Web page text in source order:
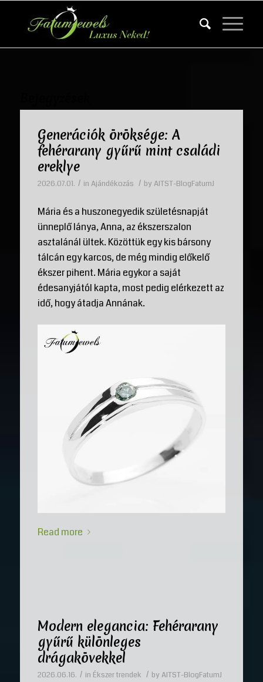
Generációk öröksége: A
fehérarany gyűrű mint családi
ereklye
2026.07.01. / in Ajándékozás / by AITST-BlogFatumJ
Mária és a huszonegyedik születésnapját
ünneplő lánya, Anna, az ékszerszalon
asztalánál ültek. Közöttük egy kis bársony
tálcán egy karcos, de még mindig előkelő
ékszer pihent. Mária egykor a saját
édesanyjától kapta, most pedig elérkezett az
idő, hogy átadja Annának.
Read more
Modern elegancia: Fehérarany
gyűrű különleges
drágakövekkel
2026.06.16. / in Ékszer trendek / by AITST-BlogFatumJ